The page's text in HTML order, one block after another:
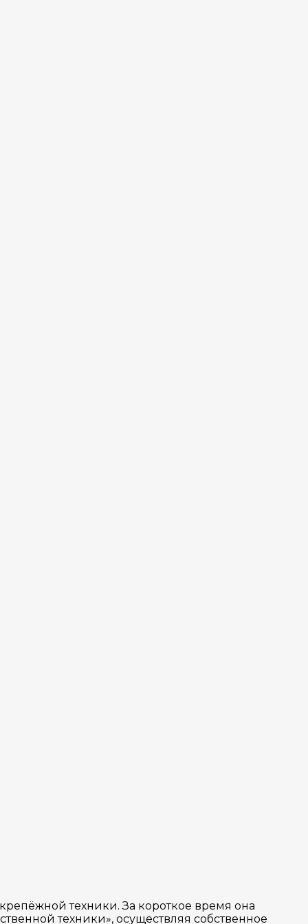
техники. За короткое время она
техники», осуществляя собственное